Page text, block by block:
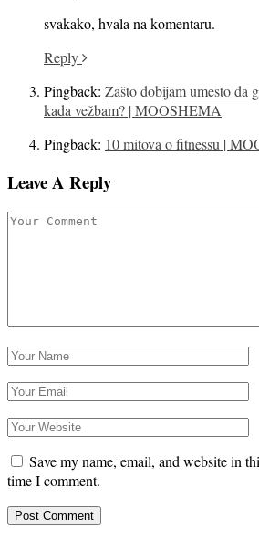
svakako, hvala na komentaru.
Reply
Pingback: Zašto dobijam umesto da
kada vežbam? | MOOSHEMA
Pingback: 10 mitova o fitnessu |
Leave A Reply
Save my name, email, and website in
time I comment.